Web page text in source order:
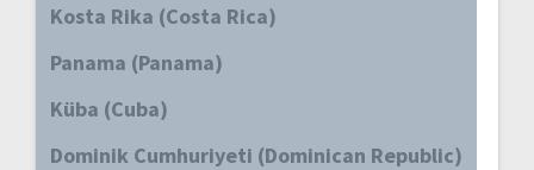
Kosta Rika (Costa Rica)
Panama (Panama)
Küba (Cuba)
Dominik Cumhuriyeti (Dominican Republic)